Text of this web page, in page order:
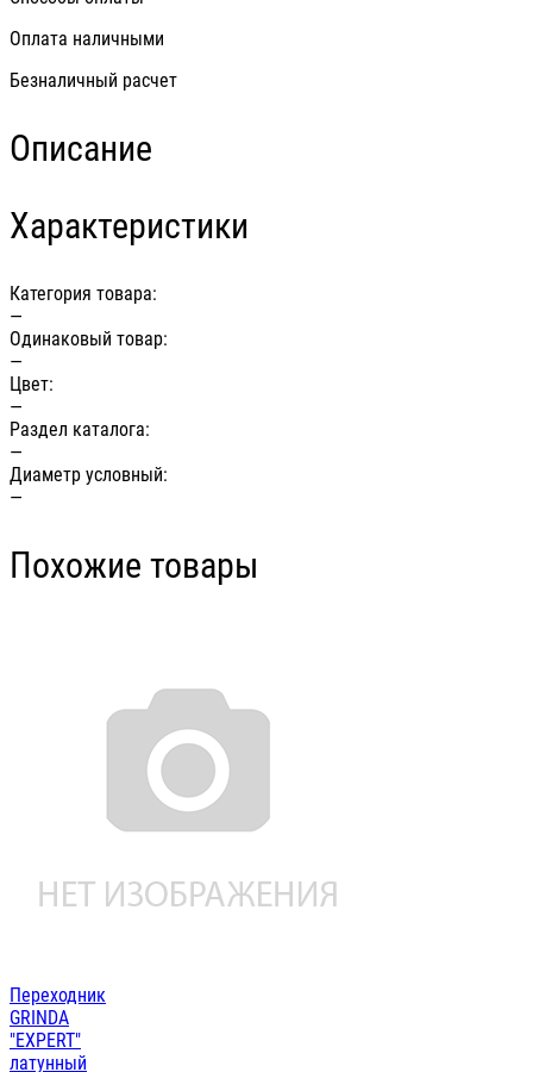
Оплата наличными
Безналичный расчет
Описание
Характеристики
Категория товара:
—
Одинаковый товар:
—
Цвет:
—
Раздел каталога:
—
Диаметр условный:
—
Похожие товары
Переходник
GRINDA
"EXPERT"
латунный